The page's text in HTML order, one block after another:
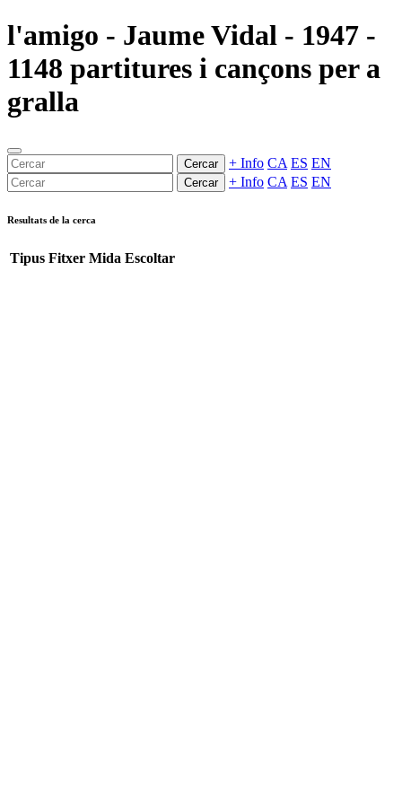
l'amigo - Jaume Vidal - 1947 -
1148 partitures i cançons per a
gralla
Cercar + Info CA ES EN
Cercar + Info CA ES EN
Resultats de la cerca
Tipus Fitxer Mida Escoltar